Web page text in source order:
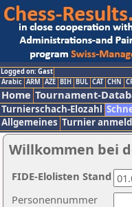
Logged on: Gast
Arabic ARM AZE BIH BUL CAT CHN
Home Tournament-
Turnierschach-Elozahl
Allgemeines Turnier
Willkommen bei
Personennummer
FIDE-Elolisten Stand